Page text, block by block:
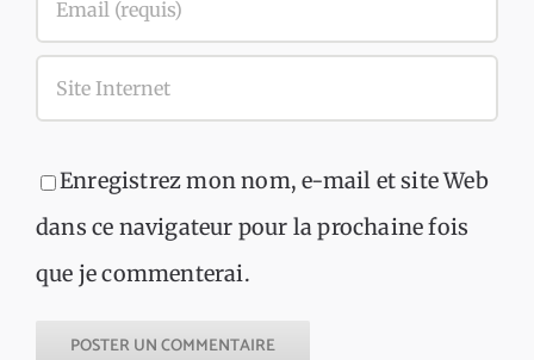
Enregistrez mon nom, e-mail et site Web
dans ce navigateur pour la prochaine fois
que je commenterai.